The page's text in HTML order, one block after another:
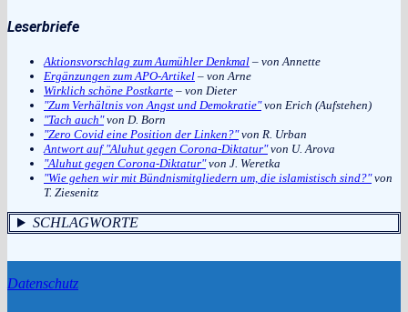
Leserbriefe
Aktionsvorschlag zum Aumühler Denkmal – von Annette
Ergänzungen zum APO-Artikel – von Arne
Wirklich schöne Postkarte – von Dieter
"Zum Verhältnis von Angst und Demokratie"von Erich (Aufstehen)
"Tach auch"von D. Born
"Zero Covid eine Position der Linken?"von R. Urban
Antwort auf "Aluhut gegen Corona-Diktatur"von U. Arova
"Aluhut gegen Corona-Diktatur"von J. Weretka
"Wie gehen wir mit Bündnismitgliedern um, die islamistisch sind?"von
T. Ziesenitz
SCHLAGWORTE
Datenschutz